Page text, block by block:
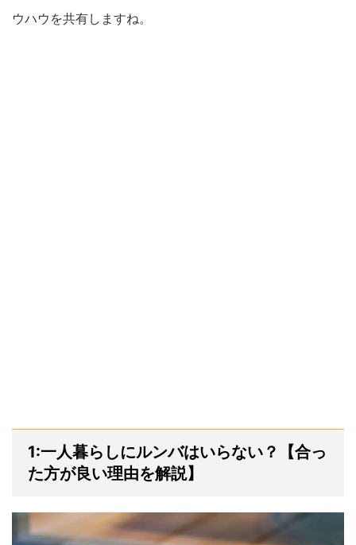
ウハウを共有しますね。
1:一人暮らしにルンバはいらない？【合っ
た方が良い理由を解説】